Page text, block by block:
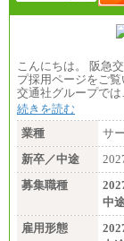
こんにちは。 阪急
プ採用ページをご
交通社グループで
続きを読む
業種
サ
新卒／中途
募集職種
中
雇用形態